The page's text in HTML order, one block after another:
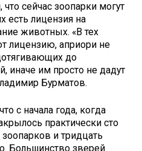
сейчас зоопарки могут
есть лицензия на
животных. «В тех
лицензию, априори не
до
иначе им просто не дадут
Бурматов.
с начала года, когда
практически сто
и тридцать
Большинство зверей